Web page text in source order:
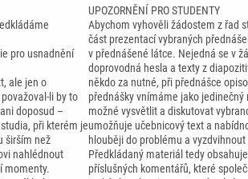
pro usnadnění
ale jen o
li by to
doposud –
při kterém je
širším než
nahlédnout
momenty.
UPOZORNĚNÍ PRO STUDENTY
Abychom vyhověli žádostem z řad
část prezentací vybraných
v přednášené látce. Nejedná se v
doprovodná hesla a texty z
někdo za nutné, při přednášce
přednášky vnímáme jako
možné vysvětlit a diskutovat
umožňuje učebnicový text a
hlouběji do problému a
Předkládaný materiál tedy
příslušných komentářů, které